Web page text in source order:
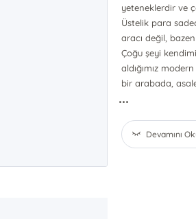
yeteneklerdir ve
Üstelik para
aracı değil,
Çoğu şeyi
aldığımız
bir arabada,
...
Devamını